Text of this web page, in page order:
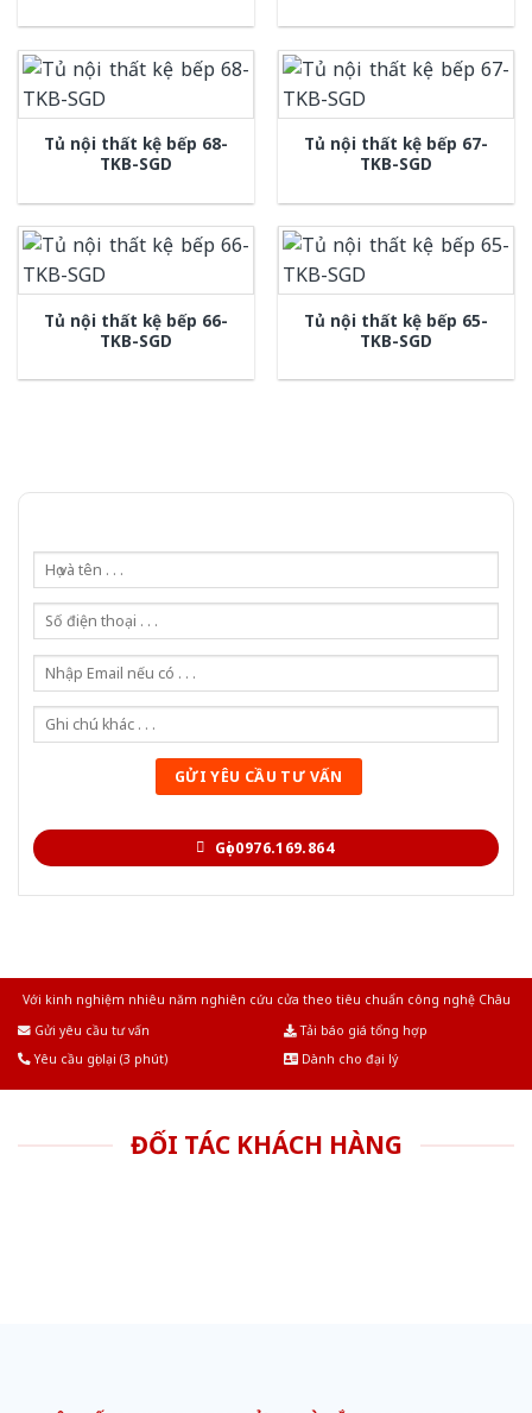
Tủ nội thất kệ bếp 68-
TKB-SGD
Tủ nội thất kệ bếp 67-
TKB-SGD
Tủ nội thất kệ bếp 66-
TKB-SGD
Tủ nội thất kệ bếp 65-
TKB-SGD
Gọi 0976.169.864
Với kinh nghiệm nhiêu năm nghiên cứu cửa theo tiêu chuẩn công nghệ Châu
Gửi yêu cầu tư vấn
Tải báo giá tổng hợp
Yêu cầu gọi lại (3 phút)
Dành cho đại lý
ĐỐI TÁC KHÁCH HÀNG